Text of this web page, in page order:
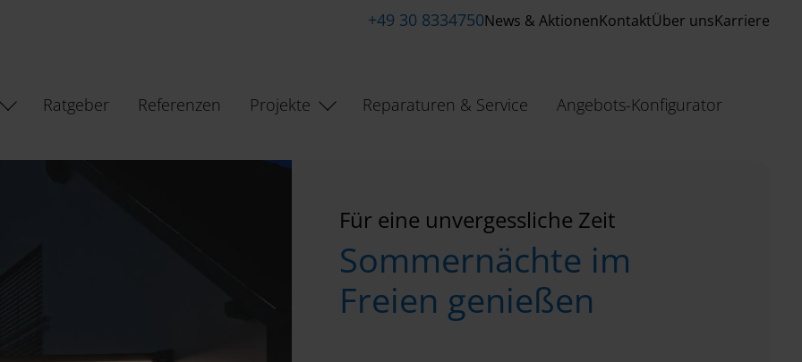
+49 30 8334750News & AktionenKontaktÜber unsKarriere
Ratgeber Referenzen Projekte Reparaturen & Service Angebots-Konfigurator
Für eine unvergessliche Zeit
Sommernächte im
Freien genießen